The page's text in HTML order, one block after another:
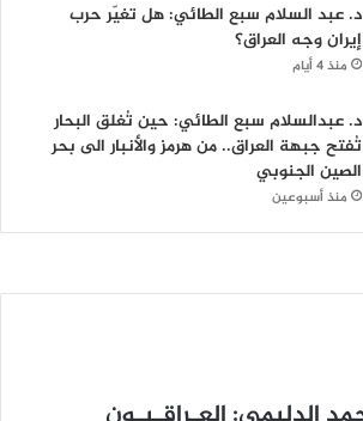
د. عبد السلام سبع الطائي: هل تغيّر حرب
إيران وجه العراق؟
منذ 4 أيام
د. عبدالسلام سبع الطائي: حين تُغلق البحار
تُفتح جبهة العراق.. من هرمز والأنبار الى بحر
الصين الجنوبي
منذ أسبوعين